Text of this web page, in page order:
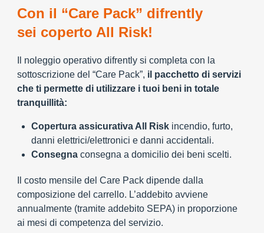
Con il “Care Pack” difrently
sei coperto All Risk!
Il noleggio operativo difrently si completa con la
sottoscrizione del “Care Pack”, il pacchetto di servizi
che ti permette di utilizzare i tuoi beni in totale
tranquillità:
Copertura assicurativa All Risk incendio, furto,
danni elettrici/elettronici e danni accidentali.
Consegna consegna a domicilio dei beni scelti.
Il costo mensile del Care Pack dipende dalla
composizione del carrello. L’addebito avviene
annualmente (tramite addebito SEPA) in proporzione
ai mesi di competenza del servizio.